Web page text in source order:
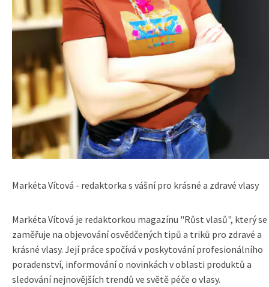
Markéta Vítová - redaktorka s vášní pro krásné a zdravé vlasy
Markéta Vítová je redaktorkou magazínu "Růst vlasů", který se
zaměřuje na objevování osvědčených tipů a triků pro zdravé a
krásné vlasy. Její práce spočívá v poskytování profesionálního
poradenství, informování o novinkách v oblasti produktů a
sledování nejnovějších trendů ve světě péče o vlasy.